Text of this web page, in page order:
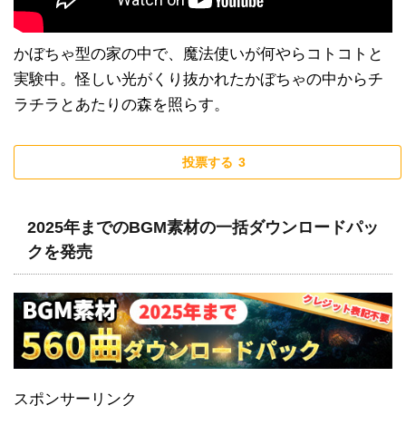
かぼちゃ型の家の中で、魔法使いが何やらコトコトと
実験中。怪しい光がくり抜かれたかぼちゃの中からチ
ラチラとあたりの森を照らす。
投票する 3
2025年までのBGM素材の一括ダウンロードパッ
クを発売
スポンサーリンク